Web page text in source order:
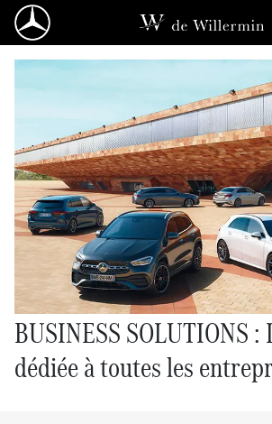
BUSINESS SOLUTIONS :
dédiée à toutes les